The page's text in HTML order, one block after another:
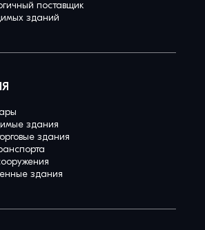
поставщик
зданий
здания
здания
здания